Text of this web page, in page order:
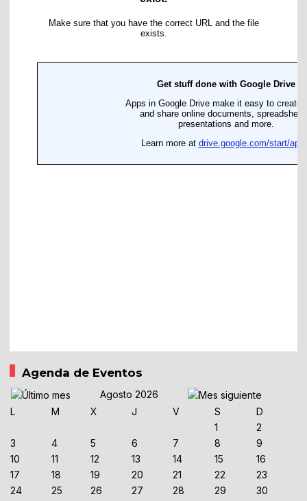
Agenda de Eventos
Agosto 2026
L
M X J V S
D
1
2
3
4 5 6 7 8
9
10
11 12 13 14 15
16
17
18 19 20 21 22
23
24
25 26 27 28 29
30